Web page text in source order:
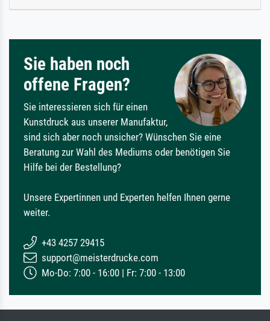
Sie haben noch
offene Fragen?
Sie interessieren sich für einen
Kunstdruck aus unserer Manufaktur,
sind sich aber noch unsicher? Wünschen Sie eine
Beratung zur Wahl des Mediums oder benötigen Sie
Hilfe bei der Bestellung?
Unsere Expertinnen und Experten helfen Ihnen gerne
weiter.
+43 4257 29415
support@meisterdrucke.com
Mo-Do: 7:00 - 16:00 | Fr: 7:00 - 13:00